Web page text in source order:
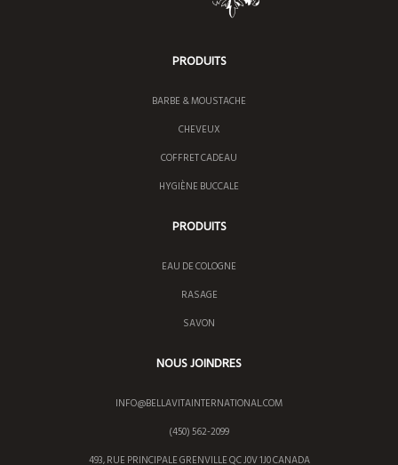
PRODUITS
BARBE & MOUSTACHE
CHEVEUX
COFFRET CADEAU
HYGIÈNE BUCCALE
PRODUITS
EAU DE COLOGNE
RASAGE
SAVON
NOUS JOINDRES
INFO@BELLAVITAINTERNATIONAL.COM
(450) 562-2099
493, RUE PRINCIPALE GRENVILLE QC J0V 1J0 CANADA